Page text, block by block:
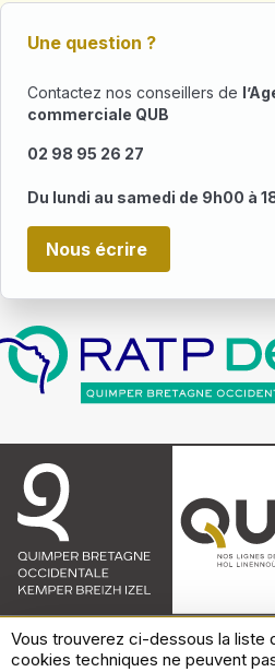
Une question ?
Contactez nos conseillers de
commerciale QUB
02 98 95 26 27
Du lundi au samedi de 9h00 à
Nous écrire
Règlement d'exploitation
Vous trouverez ci-dessous la liste
cookies techniques ne peuvent